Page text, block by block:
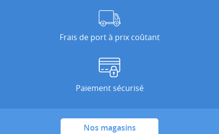
Frais de port à prix coûtant
Paiement sécurisé
Nos magasins